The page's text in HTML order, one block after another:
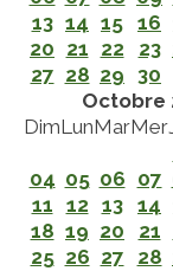
13 14 15 16
20 21 22 23
27 28 29 30
Octobre
DimLunMarMer
04 05 06 07
11 12 13 14
18 19 20 21
25 26 27 28